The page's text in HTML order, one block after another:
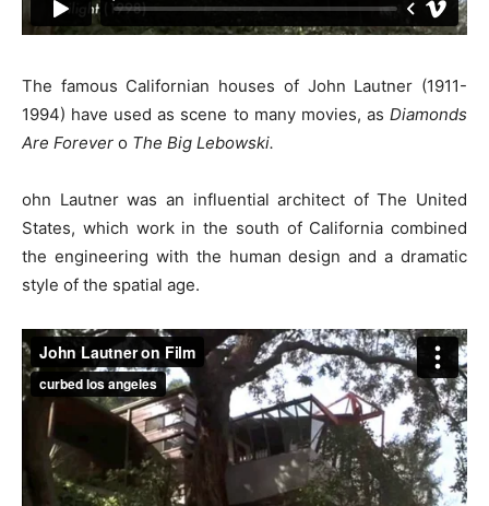
The famous Californian houses of John Lautner (1911-
1994) have used as scene to many movies, as Diamonds
Are Forever o The Big Lebowski.
ohn Lautner was an influential architect of The United
States, which work in the south of California combined
the engineering with the human design and a dramatic
style of the spatial age.